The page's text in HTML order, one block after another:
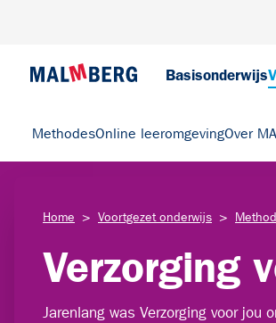
Basisonderwijs
MethodesOnline leeromgevingOver
Home > Voortgezet onderwijs >
Verzorging
Jarenlang was Verzorging voor jou